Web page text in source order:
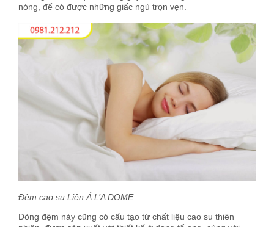
nóng, để có được những giấc ngủ trọn vẹn.
Đệm cao su Liên Á L’A DOME
Dòng đệm này cũng có cấu tạo từ chất liệu cao su thiên